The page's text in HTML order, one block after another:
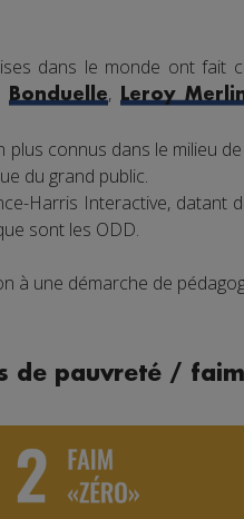
dans le monde ont fait
Bonduelle, Leroy
connus dans le milieu de
du grand public.
Harris Interactive, datant
sont les ODD.
à une démarche de
de pauvreté /